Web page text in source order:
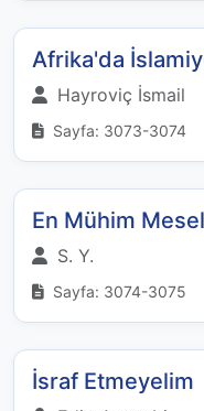
Afrika'da
Hayroviç İsmail
Sayfa: 3073-3074
En Mühim
S. Y.
Sayfa: 3074-3075
İsraf Etmeyelim